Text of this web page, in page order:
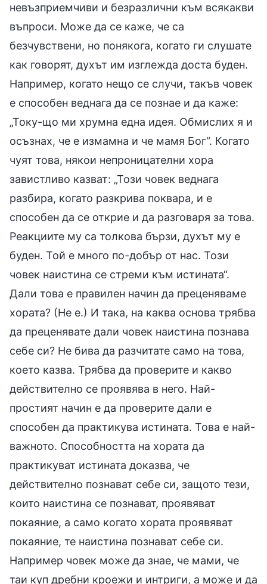
невъзприемчиви и безразлични към всякакви
въпроси. Може да се каже, че са
безчувствени, но понякога, когато ги слушате
как говорят, духът им изглежда доста буден.
Например, когато нещо се случи, такъв човек
е способен веднага да се познае и да каже:
„Току-що ми хрумна една идея. Обмислих я и
осъзнах, че е измамна и че мамя Бог“. Когато
чуят това, някои непроницателни хора
завистливо казват: „Този човек веднага
разбира, когато разкрива поквара, и е
способен да се открие и да разговаря за това.
Реакциите му са толкова бързи, духът му е
буден. Той е много по-добър от нас. Този
човек наистина се стреми към истината“.
Дали това е правилен начин да преценяваме
хората? (Не е.) И така, на каква основа трябва
да преценявате дали човек наистина познава
себе си? Не бива да разчитате само на това,
което казва. Трябва да проверите и какво
действително се проявява в него. Най-
простият начин е да проверите дали е
способен да практикува истината. Това е най-
важното. Способността на хората да
практикуват истината доказва, че
действително познават себе си, защото тези,
които наистина се познават, проявяват
покаяние, а само когато хората проявяват
покаяние, те наистина познават себе си.
Например човек може да знае, че мами, че
таи куп дребни кроежи и интриги, а може и да